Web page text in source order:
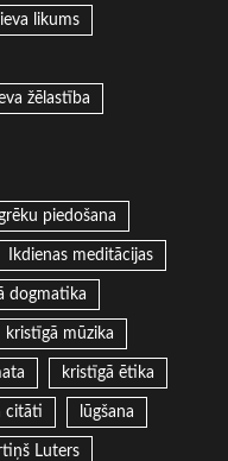
likums
žēlastība
piedošana
Ikdienas meditācijas
dogmatika
kristīgā mūzika
kristīgā ētika
citāti lūgšana
Luters